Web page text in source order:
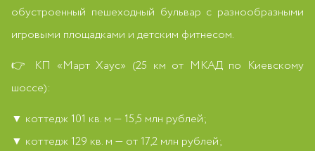
обустроенный пешеходный бульвар с разнообразными
игровыми площадками и детским фитнесом.
👉 КП «Март Хаус» (25 км от МКАД по Киевскому
шоссе):
▼ коттедж 101 кв. м — 15,5 млн рублей;
▼ коттедж 129 кв. м — от 17,2 млн рублей;